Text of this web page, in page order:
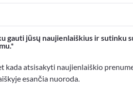
kontaktai >> pradėkite čia
Exportpages
>> publikuokite čia
gauti jūsų naujienlaiškius ir sutinku
kada atsisakyti naujienlaiškio
esančia nuoroda.